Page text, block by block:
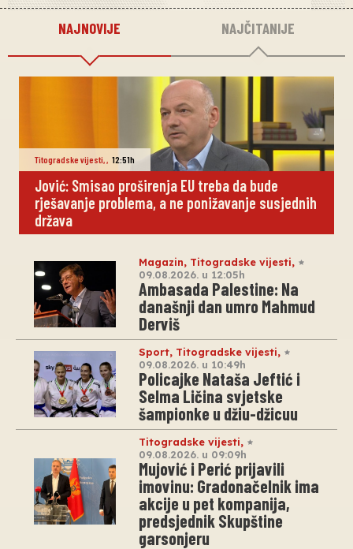
NAJNOVIJE NAJČITANIJE
Titogradske vijesti,, 12:51h
Jović: Smisao proširenja EU treba da bude
rješavanje problema, a ne ponižavanje susjednih
država
Magazin, Titogradske vijesti,
09.08.2026. u 12:05h
Ambasada Palestine: Na
današnji dan umro Mahmud
Derviš
Sport, Titogradske vijesti,
09.08.2026. u 10:49h
Policajke Nataša Jeftić i
Selma Ličina svjetske
šampionke u džiu-džicuu
Titogradske vijesti,
09.08.2026. u 09:09h
Mujović i Perić prijavili
imovinu: Gradonačelnik ima
akcije u pet kompanija,
predsjednik Skupštine
garsonjeru